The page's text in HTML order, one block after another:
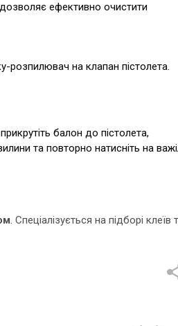
ефективно очистити
розпилювач на клапан пістолета.
балон до пістолета,
та повторно натисніть на
. Спеціалізується на підборі клеїв